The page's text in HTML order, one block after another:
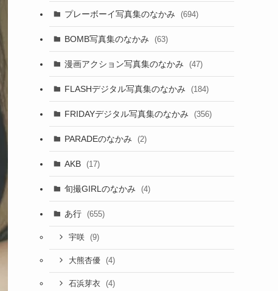
プレーボーイ写真集のなかみ (694)
BOMB写真集のなかみ (63)
漫画アクション写真集のなかみ (47)
FLASHデジタル写真集のなかみ (184)
FRIDAYデジタル写真集のなかみ (356)
PARADEのなかみ (2)
AKB (17)
旬撮GIRLのなかみ (4)
あ行 (655)
宇咲 (9)
大熊杏優 (4)
石浜芽衣 (4)